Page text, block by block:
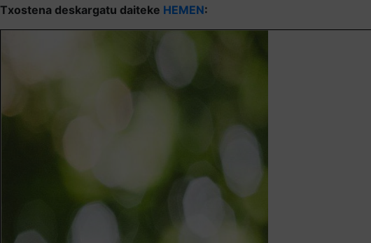
Txostena deskargatu daiteke HEMEN: